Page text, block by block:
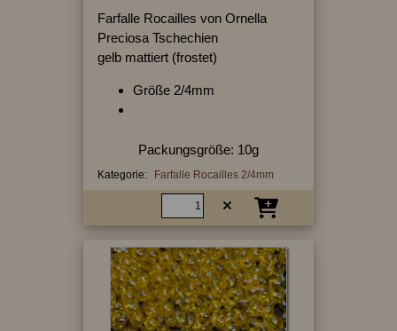
Farfalle Rocailles von Ornella
Preciosa Tschechien
gelb mattiert (frostet)
Größe 2/4mm
Packungsgröße: 10g
Kategorie: Farfalle Rocailles 2/4mm